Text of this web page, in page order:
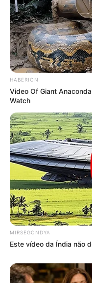
HABERION
Video Of Giant
Watch
MIRSEGONDYA
Este vídeo da Índia não